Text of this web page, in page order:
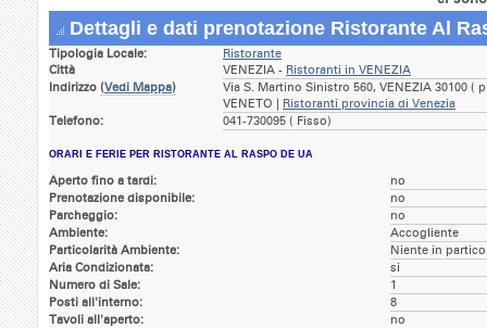
Dettagli e dati prenotazione Ristorante Al
Tipologia Locale:
Ristorante
Città
VENEZIA - Ristoranti in VENEZIA
Indirizzo (Vedi Mappa)
Via S. Martino Sinistro 560, VENEZIA 30100 (
VENETO | Ristoranti provincia di Venezia
Telefono:
041-730095 ( Fisso)
ORARI E FERIE PER RISTORANTE AL RASPO DE UA
Aperto fino a tardi:
no
Prenotazione disponibile:
no
Parcheggio:
no
Ambiente:
Accogliente
Particolarità Ambiente:
Niente in
Aria Condizionata:
si
Numero di Sale:
1
Posti all'interno:
8
Tavoli all'aperto:
no